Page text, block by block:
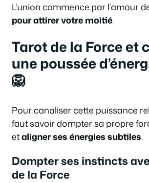
L’union commence par l’amour
pour attirer votre moitié.
Tarot de la Force et
une poussée
🦁
Pour canaliser cette puissance
faut savoir dompter sa propre
etaligner ses énergies subtiles.
Dompter ses instincts
de la Force